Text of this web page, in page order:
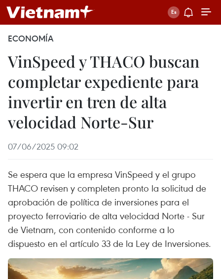
ECONOMÍA
VinSpeed y THACO buscan
completar expediente para
invertir en tren de alta
velocidad Norte-Sur
07/06/2025 09:02
Se espera que la empresa VinSpeed y el grupo
THACO revisen y completen pronto la solicitud de
aprobación de política de inversiones para el
proyecto ferroviario de alta velocidad Norte - Sur
de Vietnam, con contenido conforme a lo
dispuesto en el artículo 33 de la Ley de Inversiones.